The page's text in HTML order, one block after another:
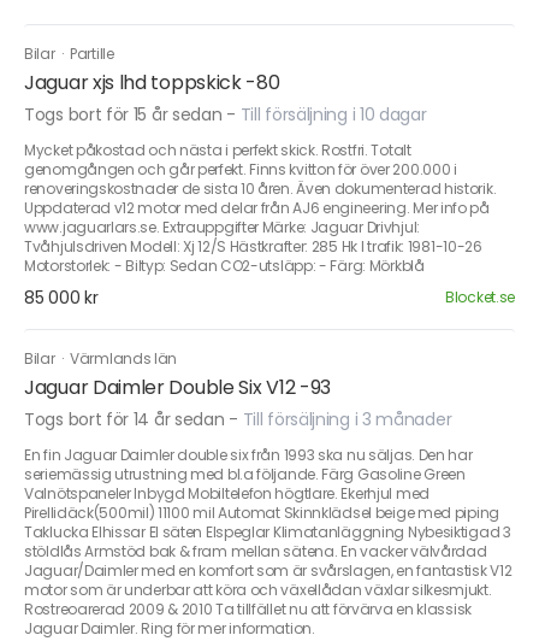
Bilar · Partille
Jaguar xjs lhd toppskick -80
Togs bort för 15 år sedan - Till försäljning i 10 dagar
Mycket påkostad och nästa i perfekt skick. Rostfri. Totalt
genomgången och går perfekt. Finns kvitton för över 200.000 i
renoveringskostnader de sista 10 åren. Även dokumenterad historik.
Uppdaterad v12 motor med delar från AJ6 engineering. Mer info på
www.jaguarlars.se. Extrauppgifter Märke: Jaguar Drivhjul:
Tvåhjulsdriven Modell: Xj 12/S Hästkrafter: 285 Hk I trafik: 1981-10-26
Motorstorlek: - Biltyp: Sedan CO2-utsläpp: - Färg: Mörkblå
85 000 kr Blocket.se
Bilar ·Värmlands län
Jaguar Daimler Double Six V12 -93
Togs bort för 14 år sedan - Till försäljning i 3 månader
En fin Jaguar Daimler double six från 1993 ska nu säljas. Den har
seriemässig utrustning med bl.a följande. Färg Gasoline Green
Valnötspaneler Inbygd Mobiltelefon högtlare. Ekerhjul med
Pirellidäck(500mil) 11100 mil Automat Skinnklädsel beige med piping
Taklucka Elhissar El säten Elspeglar Klimatanläggning Nybesiktigad 3
stöldlås Armstöd bak & fram mellan sätena. En vacker välvårdad
Jaguar/Daimler med en komfort som är svårslagen, en fantastisk V12
motor som är underbar att köra och växellådan växlar silkesmjukt.
Rostreoarerad 2009 & 2010 Ta tillfället nu att förvärva en klassisk
Jaguar Daimler. Ring för mer information.